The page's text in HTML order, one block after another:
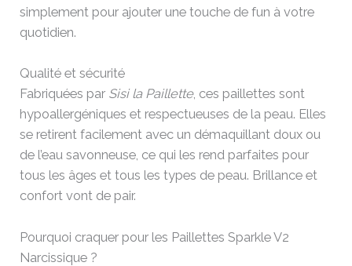
simplement pour ajouter une touche de fun à votre
quotidien.
Qualité et sécurité
Fabriquées par Sisi la Paillette, ces paillettes sont
hypoallergéniques et respectueuses de la peau. Elles
se retirent facilement avec un démaquillant doux ou
de l’eau savonneuse, ce qui les rend parfaites pour
tous les âges et tous les types de peau. Brillance et
confort vont de pair.
Pourquoi craquer pour les Paillettes Sparkle V2
Narcissique ?